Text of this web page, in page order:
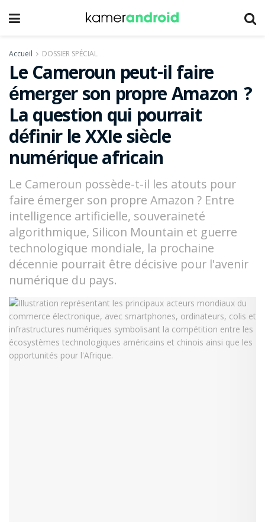
Accueil DOSSIER SPÉCIAL
Le Cameroun peut-il faire
émerger son propre Amazon ?
La question qui pourrait
définir le XXIe siècle
numérique africain
Le Cameroun possède-t-il les atouts pour
faire émerger son propre Amazon ? Entre
intelligence artificielle, souveraineté
algorithmique, Silicon Mountain et guerre
technologique mondiale, la prochaine
décennie pourrait être décisive pour l'avenir
numérique du pays.